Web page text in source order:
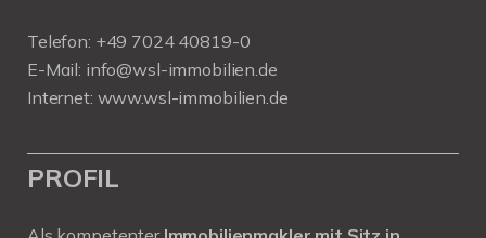
Telefon: +49 7024 40819-0
E-Mail: info@wsl-immobilien.de
Internet: www.wsl-immobilien.de
PROFIL